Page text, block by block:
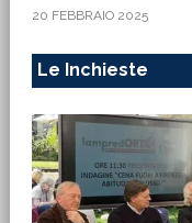
20 FEBBRAIO 2025
Le Inchieste